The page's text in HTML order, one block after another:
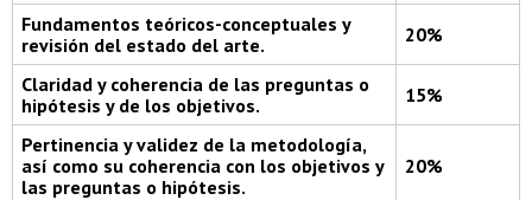
Fundamentos teóricos-conceptuales y
revisión del estado del arte.
20%
Claridad y coherencia de las preguntas o
hipótesis y de los objetivos.
15%
Pertinencia y validez de la metodología,
así como su coherencia con los objetivos y
las preguntas o hipótesis.
20%